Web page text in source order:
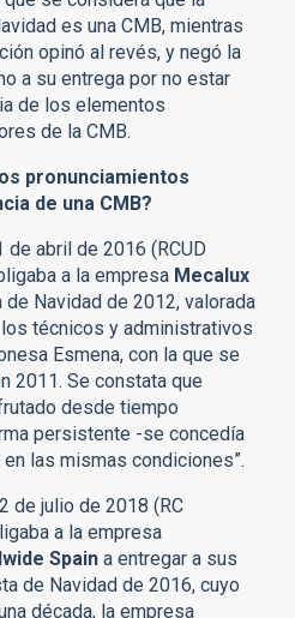
es una CMB, mientras
opinó al revés, y negó la
a su entrega por no estar
de los elementos
de la CMB.
pronunciamientos
de una CMB?
de abril de 2016 (RCUD
a la empresa Mecalux
Navidad de 2012, valorada
técnicos y administrativos
Esmena, con la que se
2011. Se constata que
desde tiempo
persistente -se concedía
las mismas condiciones”.
de julio de 2018 (RC
a la empresa
Spain a entregar a sus
de Navidad de 2016, cuyo
década, la empresa